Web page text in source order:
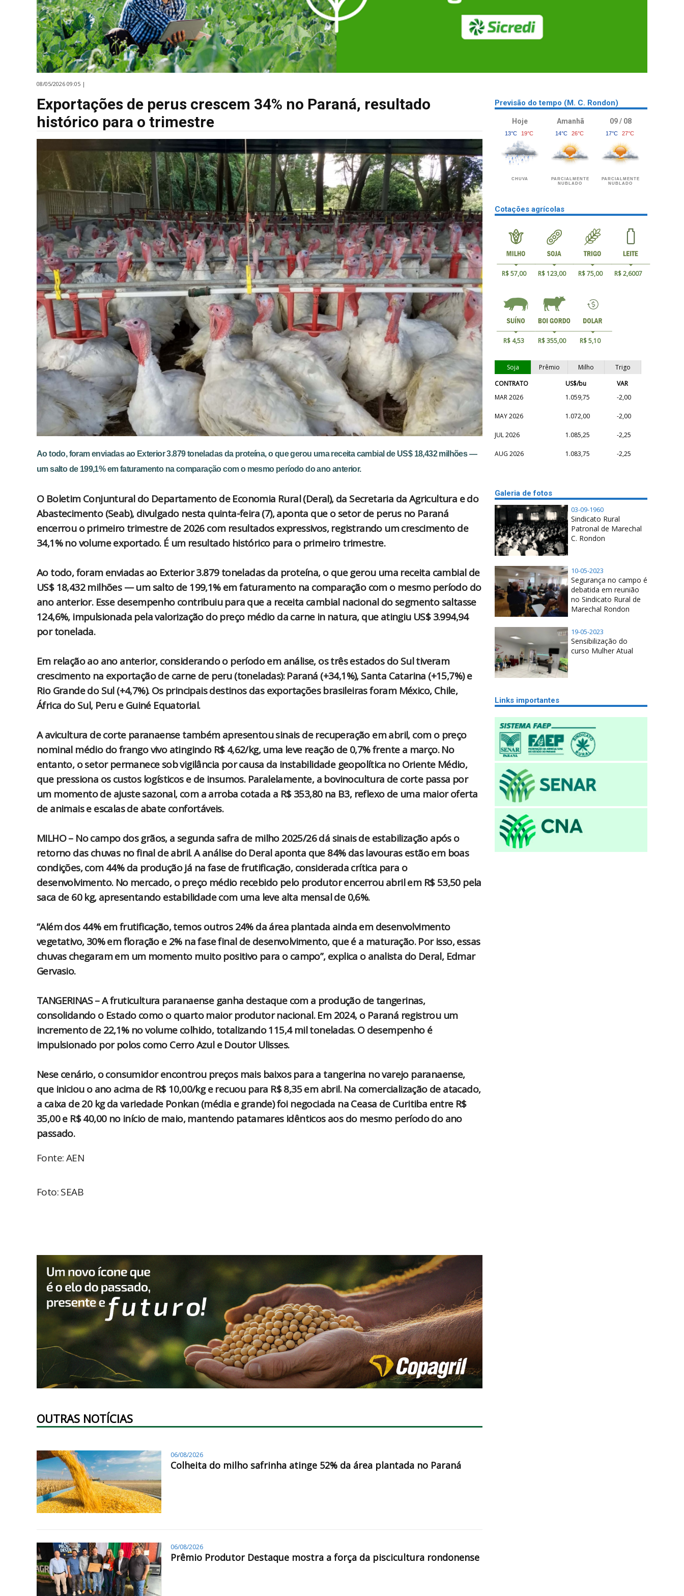
08/05/2026 09:05 |
Exportações de perus crescem 34% no Paraná, resultado
histórico para o trimestre
Ao todo, foram enviadas ao Exterior 3.879 toneladas da proteína, o que gerou uma receita cambial de US$ 18,432 milhões —
um salto de 199,1% em faturamento na comparação com o mesmo período do ano anterior.
O Boletim Conjuntural do Departamento de Economia Rural (Deral), da Secretaria da Agricultura e do
Abastecimento (Seab), divulgado nesta quinta-feira (7), aponta que o setor de perus no Paraná
encerrou o primeiro trimestre de 2026 com resultados expressivos, registrando um crescimento de
34,1% no volume exportado. É um resultado histórico para o primeiro trimestre.
Ao todo, foram enviadas ao Exterior 3.879 toneladas da proteína, o que gerou uma receita cambial de
US$ 18,432 milhões — um salto de 199,1% em faturamento na comparação com o mesmo período do
ano anterior. Esse desempenho contribuiu para que a receita cambial nacional do segmento saltasse
124,6%, impulsionada pela valorização do preço médio da carne in natura, que atingiu US$ 3.994,94
por tonelada.
Em relação ao ano anterior, considerando o período em análise, os três estados do Sul tiveram
crescimento na exportação de carne de peru (toneladas): Paraná (+34,1%), Santa Catarina (+15,7%) e
Rio Grande do Sul (+4,7%). Os principais destinos das exportações brasileiras foram México, Chile,
África do Sul, Peru e Guiné Equatorial.
A avicultura de corte paranaense também apresentou sinais de recuperação em abril, com o preço
nominal médio do frango vivo atingindo R$ 4,62/kg, uma leve reação de 0,7% frente a março. No
entanto, o setor permanece sob vigilância por causa da instabilidade geopolítica no Oriente Médio,
que pressiona os custos logísticos e de insumos. Paralelamente, a bovinocultura de corte passa por
um momento de ajuste sazonal, com a arroba cotada a R$ 353,80 na B3, reflexo de uma maior oferta
de animais e escalas de abate confortáveis.
MILHO – No campo dos grãos, a segunda safra de milho 2025/26 dá sinais de estabilização após o
retorno das chuvas no final de abril. A análise do Deral aponta que 84% das lavouras estão em boas
condições, com 44% da produção já na fase de frutificação, considerada crítica para o
desenvolvimento. No mercado, o preço médio recebido pelo produtor encerrou abril em R$ 53,50 pela
saca de 60 kg, apresentando estabilidade com uma leve alta mensal de 0,6%.
“Além dos 44% em frutificação, temos outros 24% da área plantada ainda em desenvolvimento
vegetativo, 30% em floração e 2% na fase final de desenvolvimento, que é a maturação. Por isso, essas
chuvas chegaram em um momento muito positivo para o campo”, explica o analista do Deral, Edmar
Gervasio.
TANGERINAS – A fruticultura paranaense ganha destaque com a produção de tangerinas,
consolidando o Estado como o quarto maior produtor nacional. Em 2024, o Paraná registrou um
incremento de 22,1% no volume colhido, totalizando 115,4 mil toneladas. O desempenho é
impulsionado por polos como Cerro Azul e Doutor Ulisses.
Nese cenário, o consumidor encontrou preços mais baixos para a tangerina no varejo paranaense,
que iniciou o ano acima de R$ 10,00/kg e recuou para R$ 8,35 em abril. Na comercialização de atacado,
a caixa de 20 kg da variedade Ponkan (média e grande) foi negociada na Ceasa de Curitiba entre R$
35,00 e R$ 40,00 no início de maio, mantendo patamares idênticos aos do mesmo período do ano
passado.
Fonte: AEN
Foto: SEAB
OUTRAS NOTÍCIAS
06/08/2026
Colheita do milho safrinha atinge 52% da área plantada no Paraná
06/08/2026
Prêmio Produtor Destaque mostra a força da piscicultura rondonense
Previsão do tempo (M. C. Rondon)
Hoje
13°C 19°C
CHUVA
Amanhã
14°C 26°C
PARCIALMENTE
NUBLADO
09 / 08
17°C 27°C
PARCIALMENTE
NUBLADO
Cotações agrícolas
R$ 57,00 R$ 123,00 R$ 75,00 R$ 2,6007
R$ 4,53 R$ 355,00 R$ 5,10
Soja Prêmio Milho
Trigo
CONTRATO
US$/bu
VAR
MAR 2026
1.059,75 -2,00
MAY 2026 1.072,00 -2,00
JUL 2026 1.085,25 -2,25
AUG 2026 1.083,75 -2,25
Galeria de fotos
03-09-1960
Sindicato Rural
Patronal de Marechal
C. Rondon
10-05-2023
Segurança no campo é
debatida em reunião
no Sindicato Rural de
Marechal Rondon
19-05-2023
Sensibilização do
curso Mulher Atual
Links importantes